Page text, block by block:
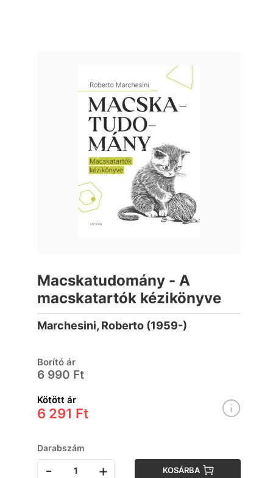
Macskatudomány - A
macskatartók kézikönyve
Marchesini, Roberto (1959-)
Borító ár
6 990 Ft
Kötött ár
6 291 Ft
Darabszám
- + KOSÁRBA